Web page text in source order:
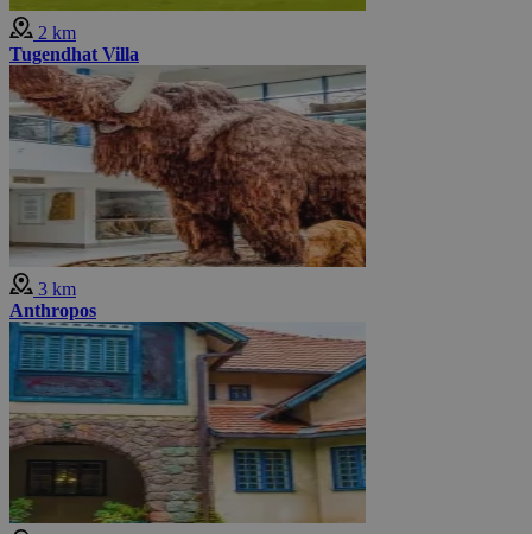
2 km
Tugendhat Villa
3 km
Anthropos